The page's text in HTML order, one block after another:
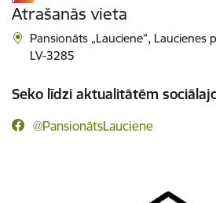
Atrašanās vieta
Pansionāts „Lauciene”, Laucienes
LV-3285
Seko līdzi aktualitātēm
@PansionātsLauciene